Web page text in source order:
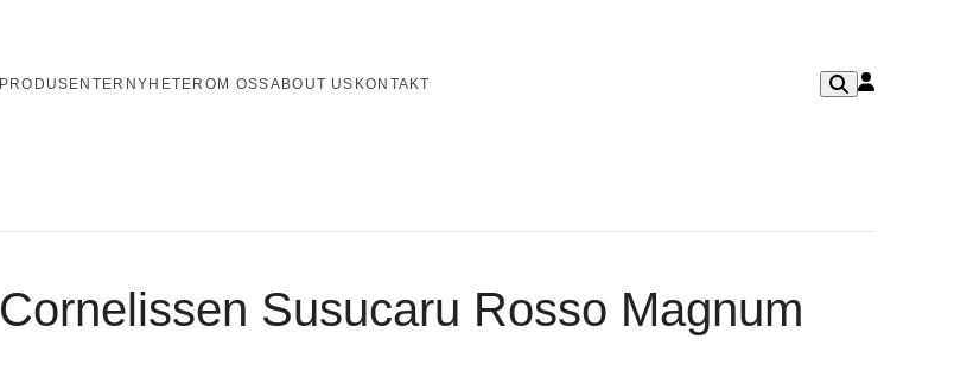
PRODUSENTER NYHETER OM OSSABOUT US KONTAKT
Cornelissen Susucaru Rosso Magnum